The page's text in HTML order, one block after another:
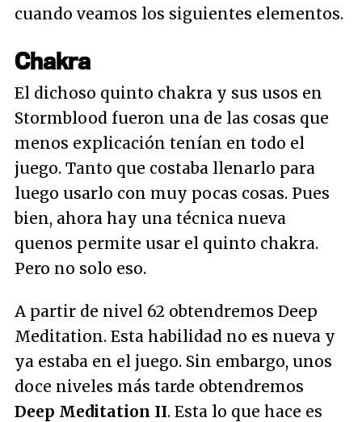
cuando veamos los siguientes elementos.
Chakra
El dichoso quinto chakra y sus usos en
Stormblood fueron una de las cosas que
menos explicación tenían en todo el
juego. Tanto que costaba llenarlo para
luego usarlo con muy pocas cosas. Pues
bien, ahora hay una técnica nueva
quenos permite usar el quinto chakra.
Pero no solo eso.
A partir de nivel 62 obtendremos Deep
Meditation. Esta habilidad no es nueva y
ya estaba en el juego. Sin embargo, unos
doce niveles más tarde obtendremos
Deep Meditation II. Esta lo que hace es